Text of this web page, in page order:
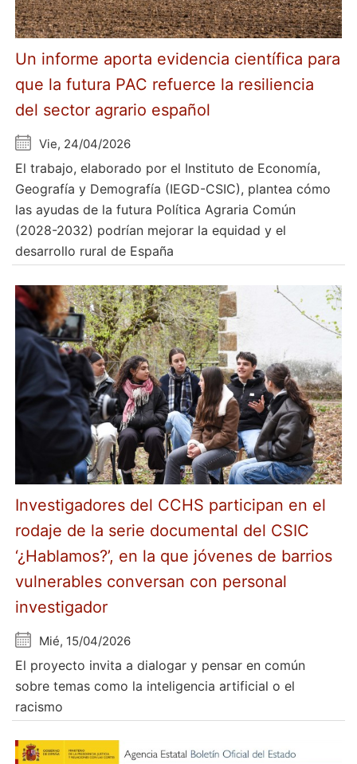
Un informe aporta evidencia científica para
que la futura PAC refuerce la resiliencia
del sector agrario español
Vie, 24/04/2026
El trabajo, elaborado por el Instituto de Economía,
Geografía y Demografía (IEGD-CSIC), plantea cómo
las ayudas de la futura Política Agraria Común
(2028-2032) podrían mejorar la equidad y el
desarrollo rural de España
Investigadores del CCHS participan en el
rodaje de la serie documental del CSIC
‘¿Hablamos?’, en la que jóvenes de barrios
vulnerables conversan con personal
investigador
Mié, 15/04/2026
El proyecto invita a dialogar y pensar en común
sobre temas como la inteligencia artificial o el
racismo